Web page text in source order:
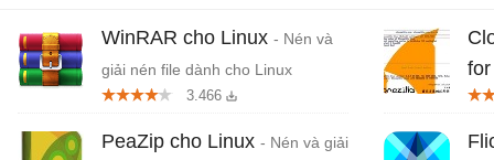
WinRAR cho Linux - Nén và
giải nén file dành cho Linux
3.466
PeaZip cho Linux - Nén và giải